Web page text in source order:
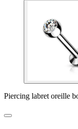
Piercing labret oreille